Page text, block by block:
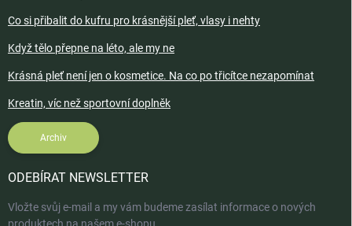
Co si přibalit do kufru pro krásnější pleť, vlasy i nehty
Když tělo přepne na léto, ale my ne
Krásná pleť není jen o kosmetice. Na co po třicítce nezapomínat
Kreatin, víc než sportovní doplněk
Archiv
ODEBÍRAT NEWSLETTER
Vložte svůj e-mail a my vám budeme zasílat informace o nových
produktech na našem e-shopu.